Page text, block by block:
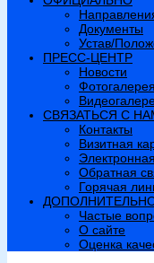
Документы
Устав/
ПРЕСС-ЦЕНТР
Новости
Фотогалерея
СВЯЗАТЬСЯ С
Контакты
Визитная
Обратная
Горячая
Частые
О сайте
Оценка